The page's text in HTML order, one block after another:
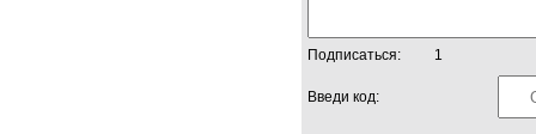
Подписаться: 1
Введи код: